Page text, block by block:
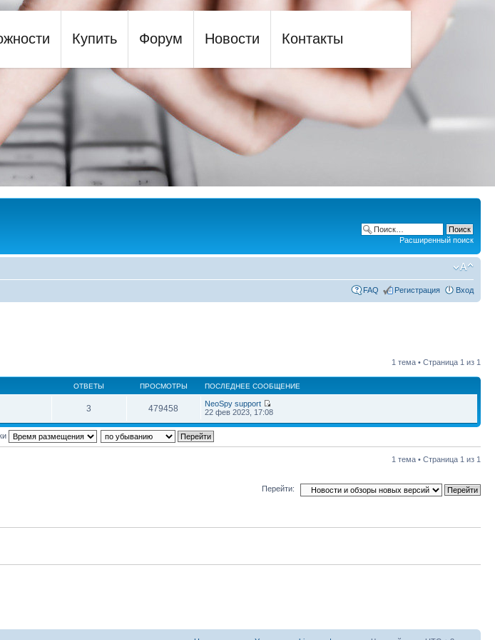
Купить Форум Новости Контакты
Расширенный поиск
FAQ Регистрация Вход
1 тема • Страница 1 из 1
ОТВЕТЫ ПРОСМОТРЫ ПОСЛЕДНЕЕ СООБЩЕНИЕ
3 479458
NeoSpy support
22 фев 2023, 17:08
1 тема • Страница 1 из 1
Перейти: